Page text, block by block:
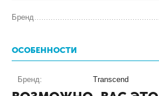
Бренд
ОСОБЕННОСТИ
Бренд: Transcend